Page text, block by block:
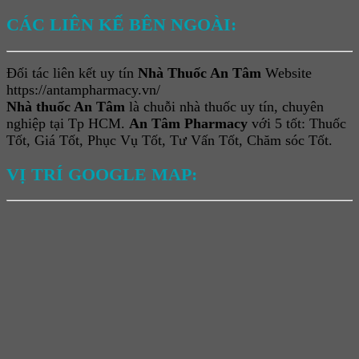
CÁC LIÊN KẾ BÊN NGOÀI:
Đối tác liên kết uy tín Nhà Thuốc An Tâm Website
https://antampharmacy.vn/
Nhà thuốc An Tâm là chuỗi nhà thuốc uy tín, chuyên
nghiệp tại Tp HCM. An Tâm Pharmacy với 5 tốt: Thuốc
Tốt, Giá Tốt, Phục Vụ Tốt, Tư Vấn Tốt, Chăm sóc Tốt.
VỊ TRÍ GOOGLE MAP: